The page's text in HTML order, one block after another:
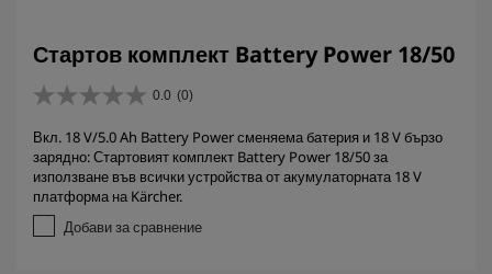
Стартов комплект Battery Power 18/50
0.0 (0)
0
0
о
т
5
в
Вкл. 18 V/5.0 Ah Battery Power сменяема батерия и 18 V бързо
зарядно: Стартовият комплект Battery Power 18/50 за
използване във всички устройства от акумулаторната 18 V
платформа на Kärcher.
Добави за сравнение